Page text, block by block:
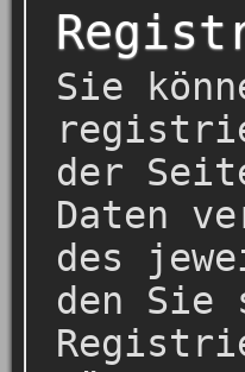
Sie
der
Daten
des
den